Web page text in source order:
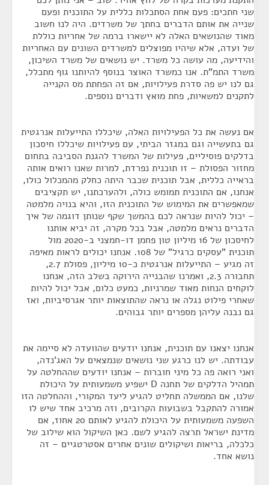
שני חתכים: פעם אחת הסתכלות כללית על התוכנית ופעם
שנייה את אותם הדברים בחתך של משרדים. היה לנו חשוב
מאוד שהנושאים האלה לא יישארו ברמה של אחריות כוללת
של ועדה, אלא שיהיו מפוצלים למשרדים השונים עם האחריות
והידיעה, מה עושה כל משרד. יש נושאים של משרד השיכון,
משרד התמ"ת. אנו כמשרד האוצר בנוסף להיותנו גוף מתכלל,
גם לנו יש פה סדרת פעילויות, אם זה הפחתת מס הקנייה
לתקנים למשאיות, פחת מואץ ודברים נוספים.
אם נעשה את כל הפעילויות האלה, שיכללו התייעלות אנרגטית
גם בתעשייה וגם במגזר הביתי, עם פעילויות שיכללו חיסכון
בדלקים פוסיליים, פעילות של המשרד להגנת הסביבה בתחום
מחזור הפסולת – זו תוכנית נפרדת, למרות שאנו רואים אותה
בראייה כללית, אבל תוכנית שכבר היתה כחלק מהמכלול כולו,
אנחנו, אם התוכנית תמומש כולה, ולהערכתנו, יש תקציבים
שמאפשרים את המימוש של התוכנית הזו, והיא בנויה מלמטה
– יכול להיות שנראה לכם בהמשך שקף שנותן דוגמה של איך
הדברים נראים מלמטה, אבל בכל מקרה, זה יביא אותנו
לחיסכון של 16 מיליון טון פחמן דו-חמצני ב-2020 מול
תוכנית "עסקים כרגיל" של 108. אנחנו יכולים לראות מאיפה
זה מגיע – התייעלות אנרגטית כ-10 מיליון, פסולת 2.7,
תחבורה 2.3, ואמרנו שהבנייה הירוקה בשלב הזה, אנחנו
לוקחים הנחות מאוד שמרניות, כמעט כלום, אבל יכול להיות
שאחרי פילוט נגלה או נראה שהתוצאות יותר אגרסיביות, ואז
גם נבנה עליהן מספרים יותר גבוהים.
אנחנו יצאנו עם תוכנית, אנחנו יודעים שהוועדה לא סיימה את
עבודתה. יש לנו כרגע שני נושאים שנמצאים על האג'נדה,
ואני רואה פה כל מיני חוברות – אנחנו יודעים שההחלטה על
תמהיל הדלקים של תחנה D ישפיע משמעותית על היכולת
שלנו, אם הממשלה תחליט להגיע ליעד המקורי, וההחלטה הזו
אמורה להתקבל בשבועות הקרובים, וזה מרכיב אחד שיש לו
השפעה משמעותית על היכולת להגיע לאותם 20 אחוז, אם
מדינת ישראל תרצה להגיע לשם. כאן השיקול הוא שילוב של
כלכלה, בריאות ושיקולים שונים אחרים אסטרטגיים – זה
נושא אחד.